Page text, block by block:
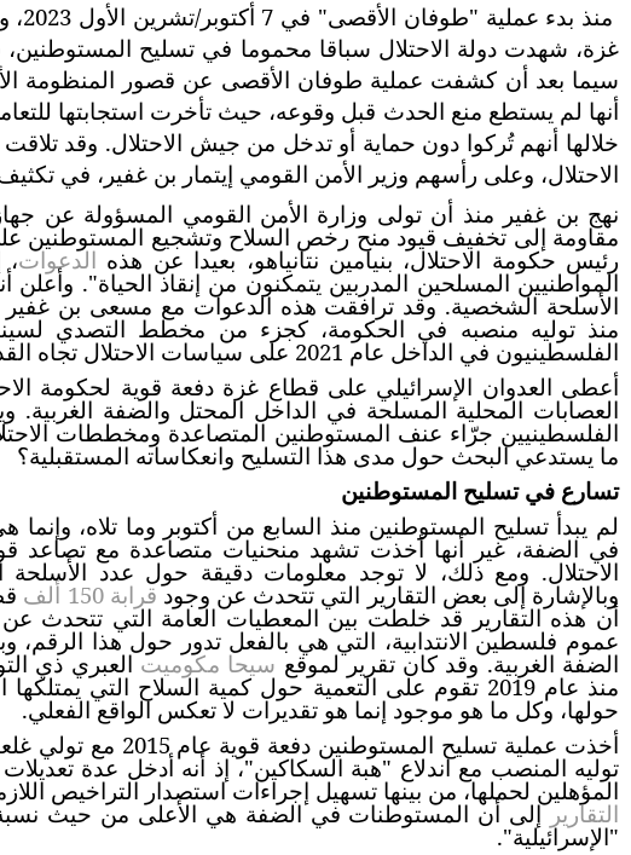
منذ
سيما بعد أن كشفت عملية طوفان الأقصى عن قصور المنظومة
أنها لم يستطع منع الحدث قبل وقوعه، حيث تأخرت استجابتها
خلالها أنهم تُركوا دون حماية أو تدخل من جيش الاحتلال. وقد
الاحتلال، وعلى رأسهم وزير الأمن القومي إيتمار بن غفير، في
نهج بن غفير منذ أن تولى وزارة الأمن القومي المسؤولة عن
مقاومة إلى تخفيف قيود منح رخص السلاح وتشجيع المستوطنين
رئيس حكومة الاحتلال، بنيامين نتانياهو، بعيدا عن هذه الدعوات
المواطنيين المسلحين المدربين يتمكنون من إنقاذ الحياة".
الأسلحة الشخصية. وقد ترافقت هذه الدعوات مع مسعى بن
منذ توليه منصبه في الحكومة، كجزء من مخطط التصدي
الفلسطينيون في الداخل عام 2021 على سياسات الاحتلال تجاه القدس وحي الشيخ جراح.
أعطى العدوان الإسرائيلي على قطاع غزة دفعة قوية لحكومة
العصابات المحلية المسلحة في الداخل المحتل والضفة
الفلسطينيين جرّاء عنف المستوطنين المتصاعدة ومخططات
ما يستدعي البحث حول مدى هذا التسليح وانعكاساته المستقبلية؟
تسارع في تسليح المستوطنين
لم يبدأ تسليح المستوطنين منذ السابع من أكتوبر وما تلاه،
في الضفة، غير أنها أخذت تشهد منحنيات متصاعدة مع تصاعد
الاحتلال. ومع ذلك، لا توجد معلومات دقيقة حول عدد الأسلحة
وبالإشارة إلى بعض التقارير التي تتحدث عن وجودقرابة 150 ألف
أن هذه التقارير قد خلطت بين المعطيات العامة التي تتحدث
عموم فلسطين الانتدابية، التي هي بالفعل تدور حول هذا الرقم،
الضفة الغربية. وقد كان تقرير لموقع سيحا مكوميتالعبري ذي
منذ عام 2019 تقوم على التعمية حول كمية السلاح التي
حولها، وكل ما هو موجود إنما هو تقديرات لا تعكس الواقع الفعلي.
أخذت عملية تسليح
توليه المنصب مع اندلاع "هبة السكاكين"، إذ أنه أدخل عدة
المؤهلين لحملها، من بينها تسهيل إجراءات استصدار التراخيص
التقاريرإلى أن المستوطنات في الضفة هي الأعلى من حيث
"الإسرائيلية".